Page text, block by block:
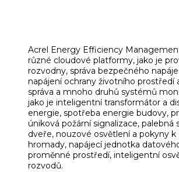
Acrel Energy Efficiency
různé cloudové platformy, jako je
rozvodny, správa bezpečného
napájení ochrany životního prostředí
správa a mnoho druhů systémů
jako je inteligentní transformátor a
energie, spotřeba energie budovy,
úniková požární signalizace, palebná
dveře, nouzové osvětlení a pokyny k
hromady, napájecí jednotka
proměnné prostředí, inteligentní
rozvodů.